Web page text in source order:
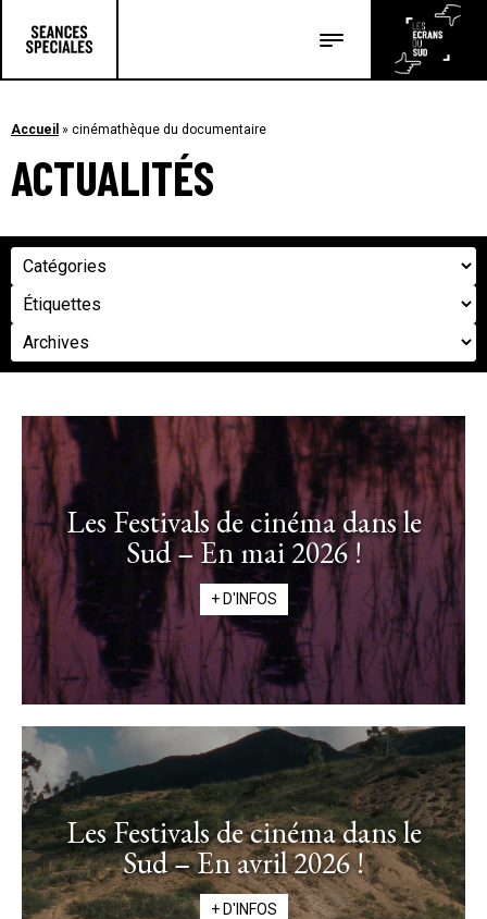
Les articles
Accueil » cinémathèque du documentaire
ACTUALITÉS
Les Festivals de cinéma dans le
Sud – En mai 2026 !
+ D'INFOS
Les Festivals de cinéma dans le
Sud – En avril 2026 !
+ D'INFOS